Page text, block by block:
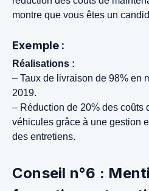
montre que vous êtes un
Exemple :
Réalisations :
– Taux de livraison de 98% en
2019.
– Réduction de 20% des coûts
véhicules grâce à une gestion
des entretiens.
Conseil n°6 :